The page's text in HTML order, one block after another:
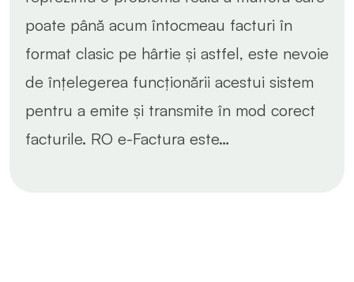
poate până acum întocmeau facturi în
format clasic pe hârtie și astfel, este nevoie
de înțelegerea funcționării acestui sistem
pentru a emite și transmite în mod corect
facturile. RO e-Factura este…